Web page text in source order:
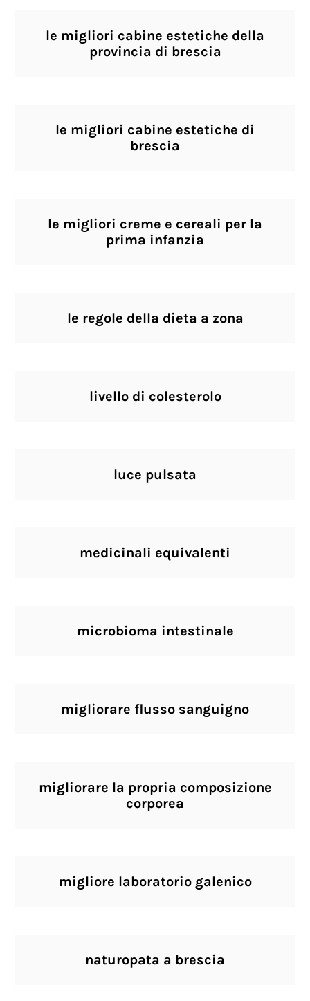
le migliori cabine estetiche della
provincia di brescia
le migliori cabine estetiche di
brescia
le migliori creme e cereali per la
prima infanzia
le regole della dieta a zona
livello di colesterolo
luce pulsata
medicinali equivalenti
microbioma intestinale
migliorare flusso sanguigno
migliorare la propria composizione
corporea
migliore laboratorio galenico
naturopata a brescia